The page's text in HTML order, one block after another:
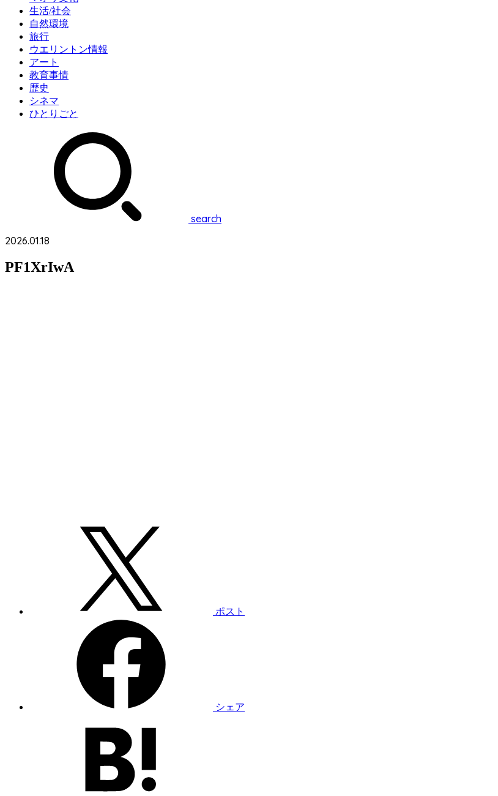
生活/社会
自然環境
旅行
ウエリントン情報
アート
教育事情
歴史
シネマ
ひとりごと
search
2026.01.18
PF1XrIwA
ポスト
シェア